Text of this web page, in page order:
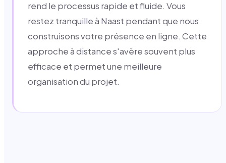
rend le processus rapide et fluide. Vous
restez tranquille à Naast pendant que nous
construisons votre présence en ligne. Cette
approche à distance s'avère souvent plus
efficace et permet une meilleure
organisation du projet.